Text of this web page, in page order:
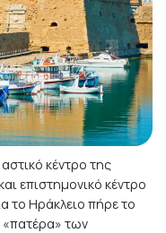
κέντρο της
επιστημονικό κέντρο
το Ηράκλειο πήρε το
«πατέρα» των